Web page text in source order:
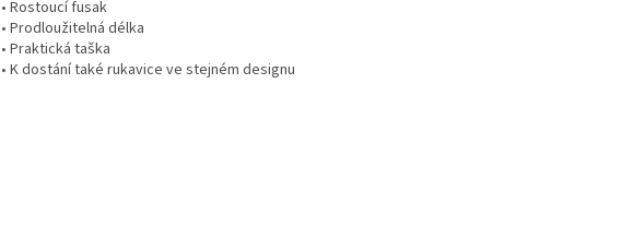
• Rostoucí fusak
• Prodloužitelná délka
• Praktická taška
• K dostání také rukavice ve stejném designu